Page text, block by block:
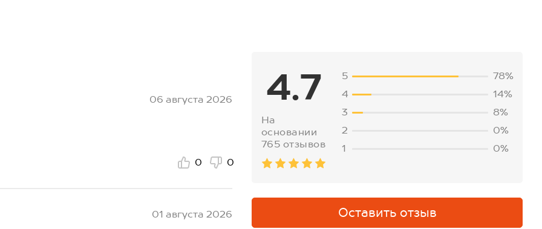
4.7
На
основании
765 отзывов
5
78%
4
14%
3
8%
2
0%
1
0%
Оставить отзыв
06 августа 2026
0 0
01 августа 2026